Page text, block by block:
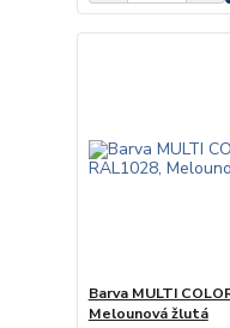
Barva MULTI
Melounová žlutá